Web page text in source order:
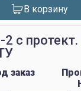
В корзину
с
заказ